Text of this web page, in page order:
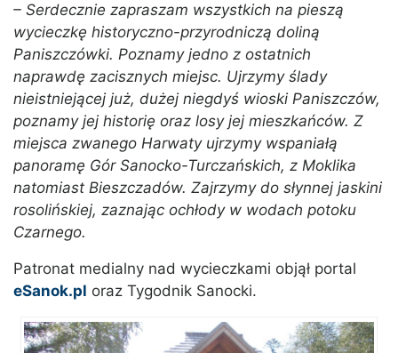
– Serdecznie zapraszam wszystkich na pieszą
wycieczkę historyczno-przyrodniczą doliną
Paniszczówki. Poznamy jedno z ostatnich
naprawdę zacisznych miejsc. Ujrzymy ślady
nieistniejącej już, dużej niegdyś wioski Paniszczów,
poznamy jej historię oraz losy jej mieszkańców. Z
miejsca zwanego Harwaty ujrzymy wspaniałą
panoramę Gór Sanocko-Turczańskich, z Moklika
natomiast Bieszczadów. Zajrzymy do słynnej jaskini
rosolińskiej, zaznając ochłody w wodach potoku
Czarnego.
Patronat medialny nad wycieczkami objął portal
eSanok.pl oraz Tygodnik Sanocki.